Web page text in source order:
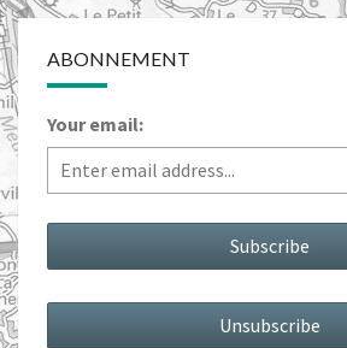
ABONNEMENT
Your email: